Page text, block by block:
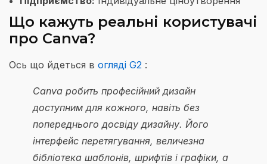
Що кажуть реальні користувачі
про Canva?
Ось що йдеться в огляді G2 :
Canva робить професійний дизайн
доступним для кожного, навіть без
попереднього досвіду дизайну. Його
інтерфейс перетягування, величезна
бібліотека шаблонів, шрифтів і графіки, а